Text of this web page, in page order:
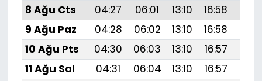
8 Ağu Cts
04:27 06:01 13:10 16:58
9 Ağu Paz
04:28 06:02 13:10 16:58
10 Ağu Pts
04:30 06:03 13:10 16:57
11 Ağu Sal
04:31 06:04 13:10 16:57